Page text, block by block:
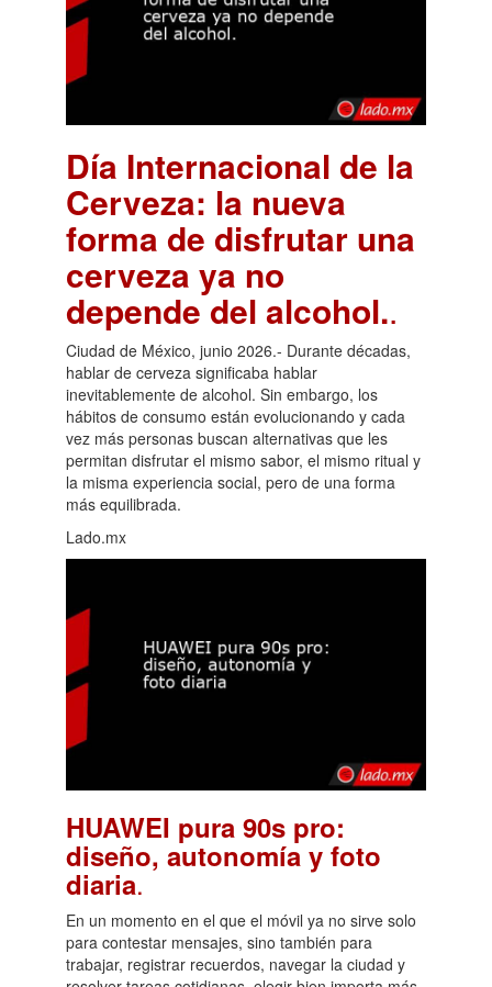
Día Internacional de la
Cerveza: la nueva
forma de disfrutar una
cerveza ya no
depende del alcohol..
Ciudad de México, junio 2026.- Durante décadas,
hablar de cerveza significaba hablar
inevitablemente de alcohol. Sin embargo, los
hábitos de consumo están evolucionando y cada
vez más personas buscan alternativas que les
permitan disfrutar el mismo sabor, el mismo ritual y
la misma experiencia social, pero de una forma
más equilibrada.
Lado.mx
HUAWEI pura 90s pro:
diseño, autonomía y foto
diaria.
En un momento en el que el móvil ya no sirve solo
para contestar mensajes, sino también para
trabajar, registrar recuerdos, navegar la ciudad y